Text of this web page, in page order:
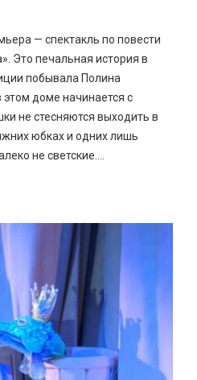
— спектакль по повести
Это печальная история в
побывала Полина
доме начинается с
не стесняются выходить в
юбках и одних лишь
не светские....